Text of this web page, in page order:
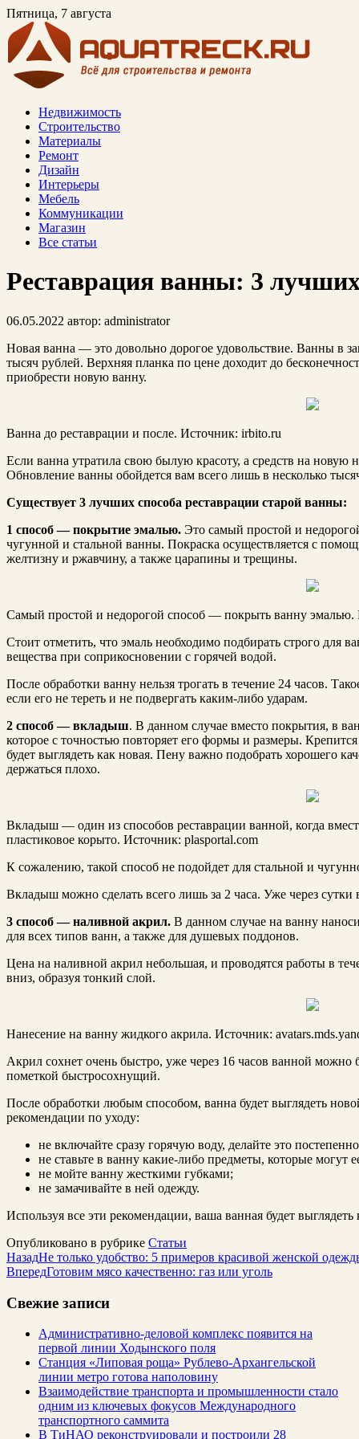
Пятница, 7 августа
Недвижимость
Строительство
Материалы
Ремонт
Дизайн
Интерьеры
Мебель
Коммуникации
Магазин
Все статьи
Реставрация ванны: 3
06.05.2022 автор: administrator
Новая ванна — это довольно дорогое удовольствие. Ванны в
тысяч рублей. Верхняя планка по цене доходит до
приобрести новую ванну.
Ванна до реставрации и после. Источник: irbito.ru
Если ванна утратила свою былую красоту, а средств на новую
Обновление ванны обойдется вам всего лишь в несколько
Существует 3 лучших способа реставрации старой ванны:
1 способ — покрытие эмалью. Это самый простой и
чугунной и стальной ванны. Покраска осуществляется с
желтизну и ржавчину, а также царапины и трещины.
Самый простой и недорогой способ — покрыть ванну эмалью.
Стоит отметить, что эмаль необходимо подбирать строго для
вещества при соприкосновении с горячей водой.
После обработки ванну нельзя трогать в течение 24 часов.
если его не тереть и не подвергать каким-либо ударам.
2 способ — вкладыш. В данном случае вместо покрытия, в
которое с точностью повторяет его формы и размеры.
будет выглядеть как новая. Пену важно подобрать хорошего
держаться плохо.
Вкладыш — один из способов реставрации ванной, когда
пластиковое корыто. Источник: plasportal.com
К сожалению, такой способ не подойдет для стальной и
Вкладыш можно сделать всего лишь за 2 часа. Уже через сутки
3 способ — наливной акрил. В данном случае на ванну
для всех типов ванн, а также для душевых поддонов.
Цена на наливной акрил небольшая, и проводятся работы в
вниз, образуя тонкий слой.
Нанесение на ванну жидкого акрила. Источник:
Акрил сохнет очень быстро, уже через 16 часов ванной можно
пометкой быстросохнущий.
После обработки любым способом, ванна будет выглядеть
рекомендации по уходу:
не включайте сразу горячую воду, делайте это
не ставьте в ванну какие-либо предметы, которые могут
не мойте ванну жесткими губками;
не замачивайте в ней одежду.
Используя все эти рекомендации, ваша ванная будет выглядеть
Опубликовано в рубрике Статьи
НазадНе только удобство: 5 примеров красивой женской
ВпередГотовим мясо качественно: газ или уголь
Свежие записи
Административно-деловой комплекс появится на
первой линии Ходынского поля
Станция «Липовая роща» Рублево-Архангельской
линии метро готова наполовину
Взаимодействие транспорта и промышленности стало
одним из ключевых фокусов Международного
транспортного саммита
В ТиНАО реконструировали и построили 28